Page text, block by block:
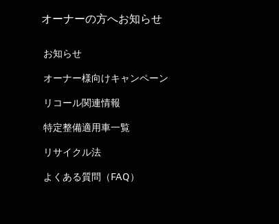
オーナーの方へお知らせ
お知らせ
オーナー様向けキャンペーン
リコール関連情報
特定整備適用車一覧
リサイクル法
よくある質問（FAQ）